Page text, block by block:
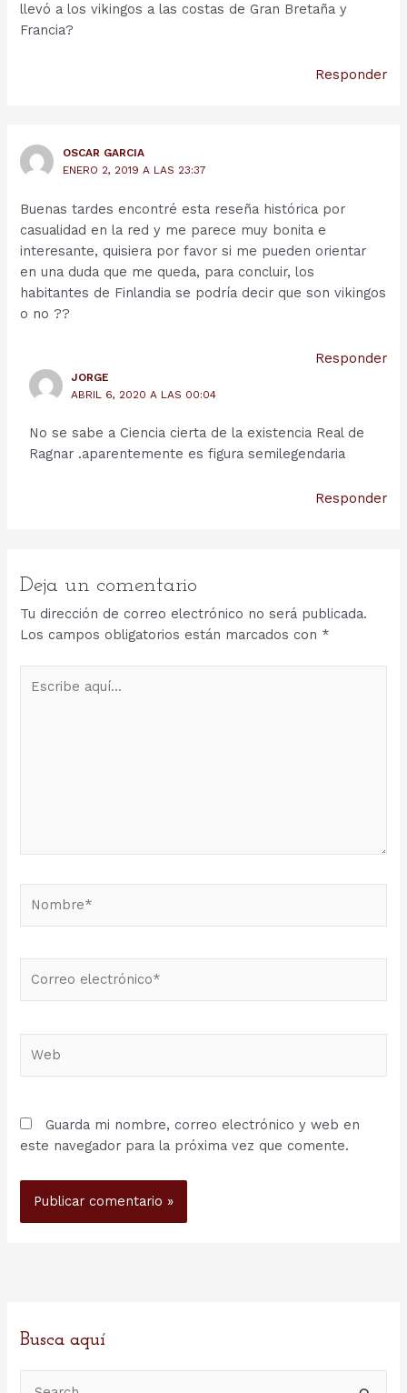
llevó a los vikingos a las costas de Gran Bretaña y
Francia?
Responder
OSCAR GARCIA
ENERO 2, 2019 A LAS 23:37
Buenas tardes encontré esta reseña histórica por
casualidad en la red y me parece muy bonita e
interesante, quisiera por favor si me pueden orientar
en una duda que me queda, para concluir, los
habitantes de Finlandia se podría decir que son vikingos
o no ??
Responder
JORGE
ABRIL 6, 2020 A LAS 00:04
No se sabe a Ciencia cierta de la existencia Real de
Ragnar .aparentemente es figura semilegendaria
Responder
Deja un comentario
Tu dirección de correo electrónico no será publicada.
Los campos obligatorios están marcados con *
aquí...
electrónico*
Guarda mi nombre, correo electrónico y web en
este navegador para la próxima vez que comente.
Busca aquí